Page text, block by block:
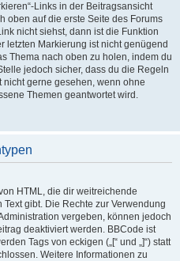
Links in der Beitragsansicht
oben auf die erste Seite des Forums
nicht siehst, dann ist die Funktion
letzten Markierung ist nicht genügend
Thema nach oben zu holen, indem du
jedoch sicher, dass du die Regeln
gerne gesehen, wenn ohne
Themen geantwortet wird.
HTML, die dir weitreichende
gibt. Die Rechte zur Verwendung
vergeben, können jedoch
deaktiviert werden. BBCode ist
Tags von eckigen („[“ und „]“) statt
Weitere Informationen zu